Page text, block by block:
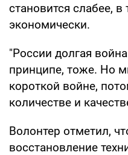
становится слабее, в
экономически.
"России долгая
принципе, тоже. Но
короткой войне,
количестве и
Волонтер отметил,
восстановление